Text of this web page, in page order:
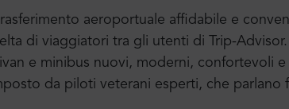
aeroportuale affidabile e
di viaggiatori tra gli utenti di Trip-
e minibus nuovi, moderni, confortevoli
da piloti veterani esperti, che parlano